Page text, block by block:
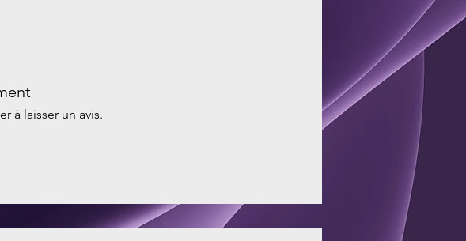
à laisser un avis.